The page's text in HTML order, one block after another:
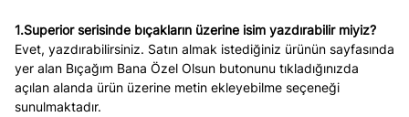
1.Superior serisinde bıçakların üzerine isim yazdırabilir miyiz?
Evet, yazdırabilirsiniz. Satın almak istediğiniz ürünün sayfasında
yer alan Bıçağım Bana Özel Olsun butonunu tıkladığınızda
açılan alanda ürün üzerine metin ekleyebilme seçeneği
sunulmaktadır.